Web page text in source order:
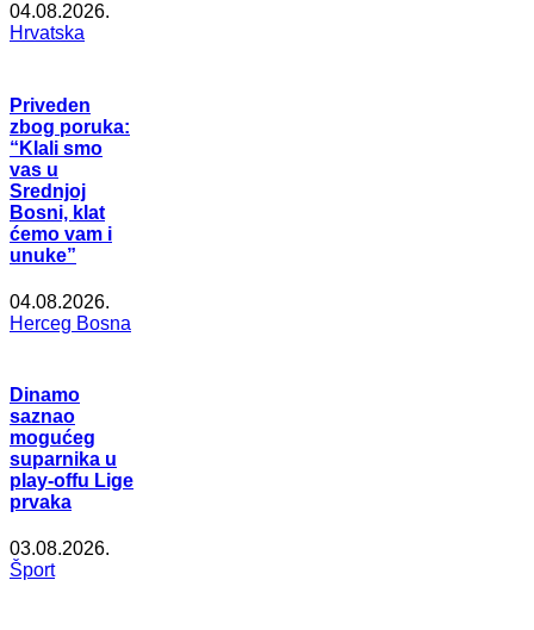
04.08.2026.
Hrvatska
Priveden
zbog poruka:
“Klali smo
vas u
Srednjoj
Bosni, klat
ćemo vam i
unuke”
04.08.2026.
Herceg Bosna
Dinamo
saznao
mogućeg
suparnika u
play-offu Lige
prvaka
03.08.2026.
Šport